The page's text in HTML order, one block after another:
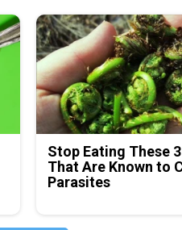
Stop Eating These
That Are Known to
Parasites